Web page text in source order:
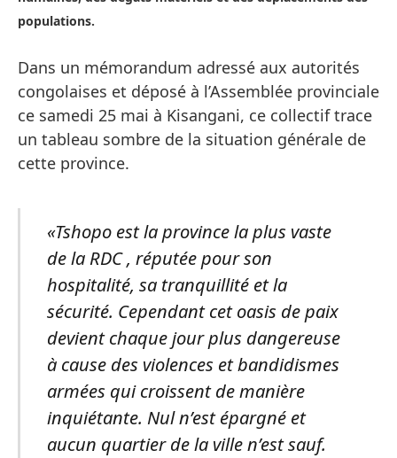
populations.
Dans un mémorandum adressé aux autorités
congolaises et déposé à l’Assemblée provinciale
ce samedi 25 mai à Kisangani, ce collectif trace
un tableau sombre de la situation générale de
cette province.
«Tshopo est la province la plus vaste
de la RDC , réputée pour son
hospitalité, sa tranquillité et la
sécurité. Cependant cet oasis de paix
devient chaque jour plus dangereuse
à cause des violences et bandidismes
armées qui croissent de manière
inquiétante. Nul n’est épargné et
aucun quartier de la ville n’est sauf.